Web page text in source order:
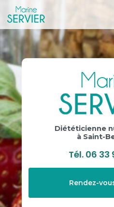
au
contenu
principal
Diététicienne
à Saint-
Tél. 06 33
Rendez-